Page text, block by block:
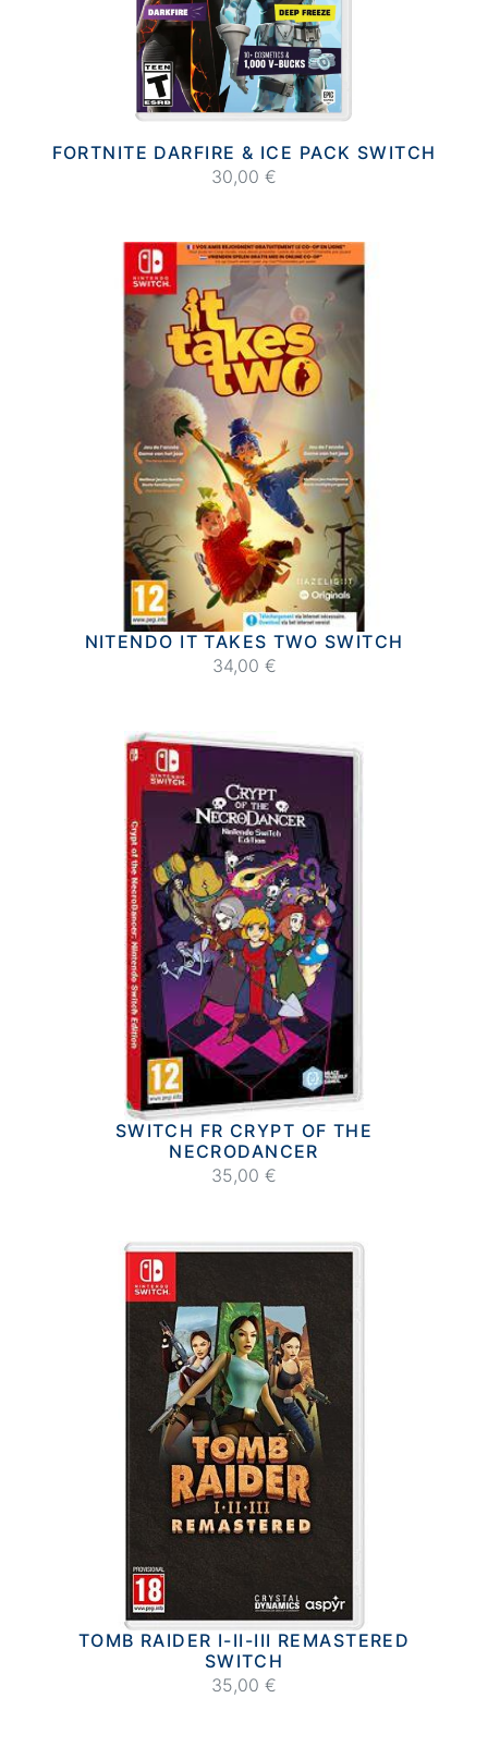
FORTNITE DARFIRE & ICE PACK SWITCH
30,00 €
NITENDO IT TAKES TWO SWITCH
34,00 €
SWITCH FR CRYPT OF THE
NECRODANCER
35,00 €
TOMB RAIDER I-II-III REMASTERED
SWITCH
35,00 €